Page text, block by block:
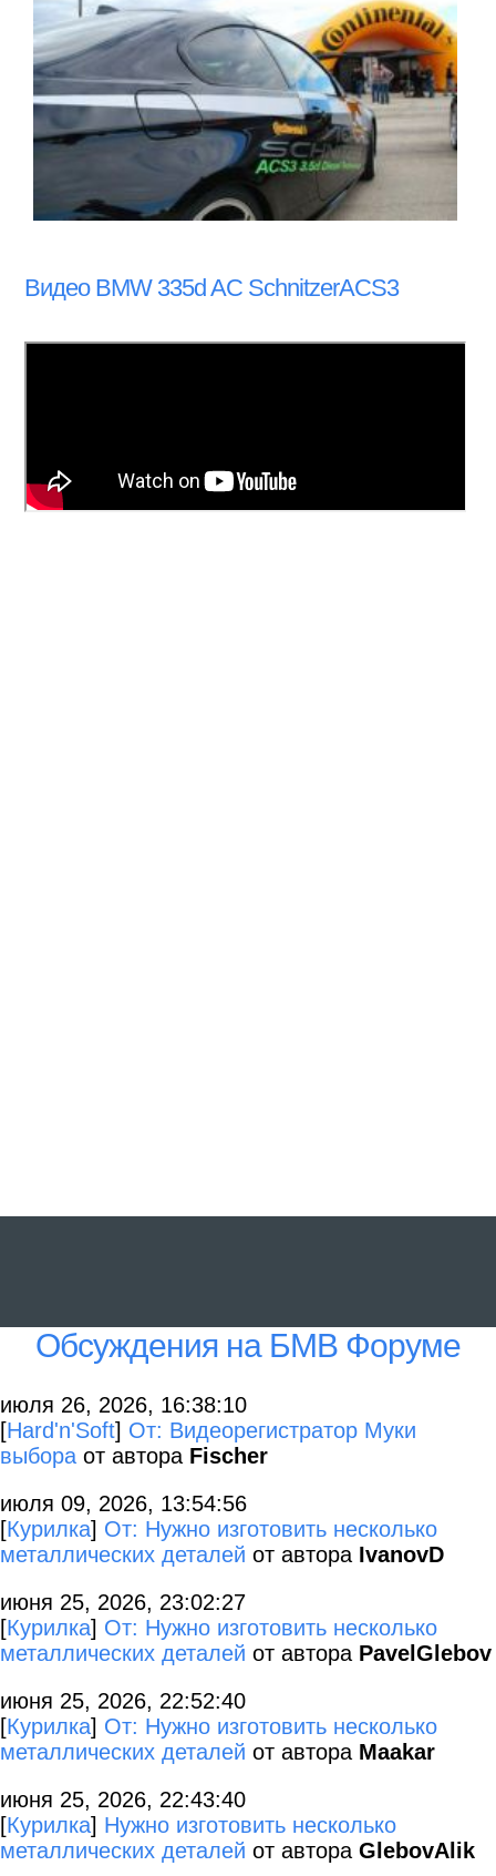
Видео BMW 335d AC SchnitzerACS3
Обсуждения на БМВ Форуме
июля 26, 2026, 16:38:10
[Hard'n'Soft] От: Видеорегистратор Муки
выбора от автора Fischer
июля 09, 2026, 13:54:56
[Курилка] От: Нужно изготовить несколько
металлических деталей от автора IvanovD
июня 25, 2026, 23:02:27
[Курилка] От: Нужно изготовить несколько
металлических деталей от автора PavelGlebov
июня 25, 2026, 22:52:40
[Курилка] От: Нужно изготовить несколько
металлических деталей от автора Maakar
июня 25, 2026, 22:43:40
[Курилка] Нужно изготовить несколько
металлических деталей от автора GlebovAlik